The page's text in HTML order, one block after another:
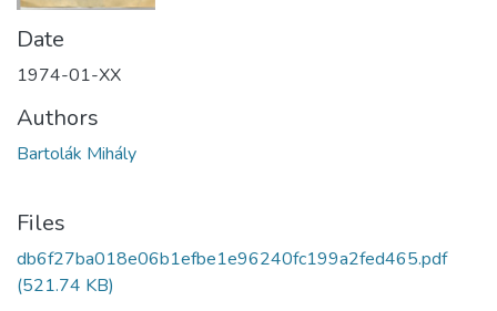
Date
1974-01-XX
Authors
Bartolák Mihály
Files
db6f27ba018e06b1efbe1e96240fc199a2fed465.pdf
(521.74 KB)